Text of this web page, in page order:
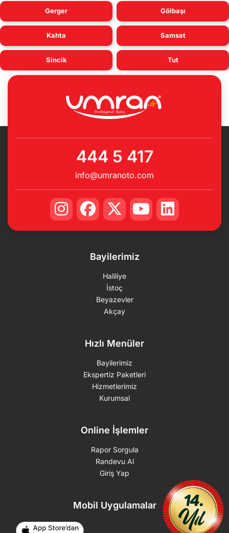
Gerger Gölbaşı
Kahta Samsat
Sincik Tut
444 5 417
info@umranoto.com
Bayilerimiz
Haliliye
İstoç
Beyazevler
Akçay
Hızlı Menüler
Bayilerimiz
Ekspertiz Paketleri
Hizmetlerimiz
Kurumsal
Online İşlemler
Rapor Sorgula
Randevu Al
Giriş Yap
Mobil Uygulamalar